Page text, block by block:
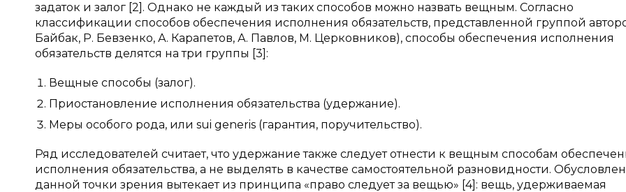
задаток и залог [2]. Однако не каждый из таких способов можно назвать вещным. Согласно
классификации способов обеспечения исполнения обязательств, представленной группой
Байбак, Р. Бевзенко, А. Карапетов, А. Павлов, М. Церковников), способы обеспечения исполнения
обязательств делятся на три группы [3]:
Вещные способы (залог).
Приостановление исполнения обязательства (удержание).
Меры особого рода, или sui generis (гарантия, поручительство).
Ряд исследователей считает, что удержание также следует отнести к вещным способам
исполнения обязательства, а не выделять в качестве самостоятельной разновидности.
данной точки зрения вытекает из принципа «право следует за вещью» [4]: вещь, удерживаемая